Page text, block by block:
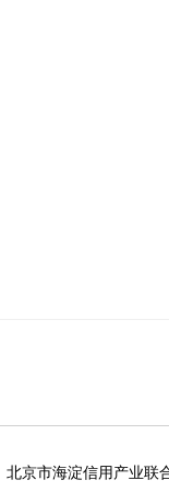
北京市海淀信用产业联